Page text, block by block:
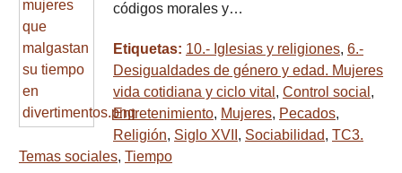
códigos morales y…
Etiquetas: 10.- Iglesias y religiones, 6.-
Desigualdades de género y edad. Mujeres
vida cotidiana y ciclo vital , Control social ,
Entretenimiento, Mujeres, Pecados,
Religión, Siglo XVII , Sociabilidad, TC3.
Temas sociales, Tiempo